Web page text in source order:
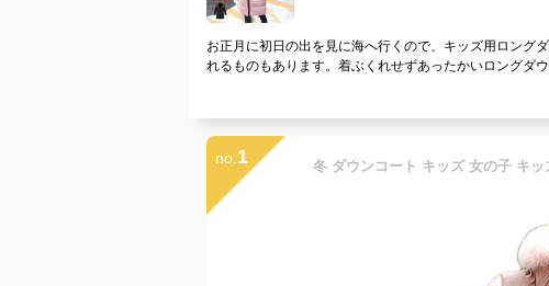
お正月に初日の出を見に海へ行くので、キッズ用ロング
れるものもあります。着ぶくれせずあったかいロングダウ
no. 1